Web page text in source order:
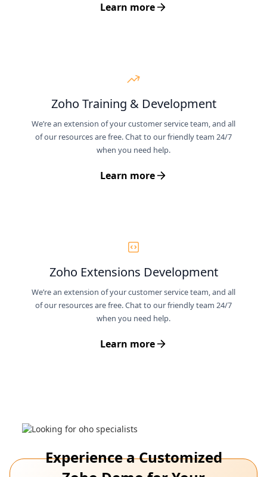
Learn more
Zoho Training & Development
We’re an extension of your customer service team, and all
of our resources are free. Chat to our friendly team 24/7
when you need help.
Learn more
Zoho Extensions Development
We’re an extension of your customer service team, and all
of our resources are free. Chat to our friendly team 24/7
when you need help.
Learn more
Experience a Customized